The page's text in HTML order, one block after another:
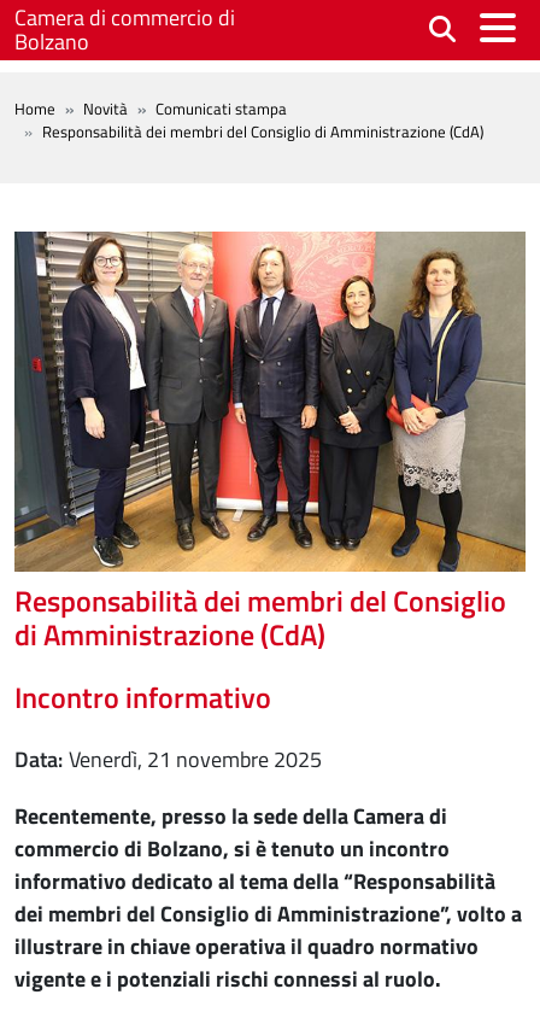
Salta al contenuto principale
Camera di commercio di
Bolzano
BREADCRUMB
Home Novità
Comunicati stampa
Responsabilità dei membri del Consiglio di Amministrazione (CdA)
Responsabilità dei membri del Consiglio
di Amministrazione (CdA)
Incontro informativo
Data
venerdì, 21 novembre 2025
Recentemente, presso la sede della Camera di
commercio di Bolzano, si è tenuto un incontro
informativo dedicato al tema della “Responsabilità
dei membri del Consiglio di Amministrazione”, volto a
illustrare in chiave operativa il quadro normativo
vigente e i potenziali rischi connessi al ruolo.